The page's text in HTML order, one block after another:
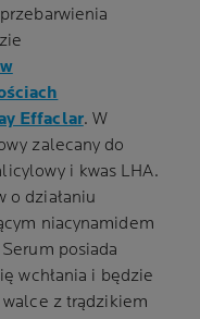
Effaclar. W
zalecany do
i kwas LHA.
o działaniu
niacynamidem
posiada
wchłania i będzie
walce z trądzikiem